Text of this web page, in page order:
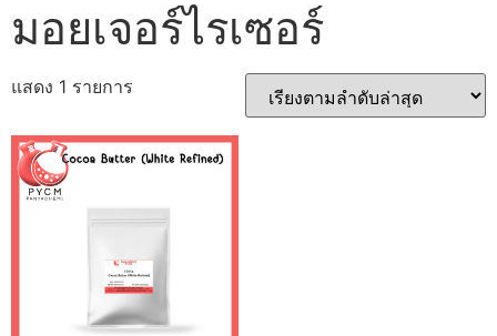
มอยเจอร์ไรเซอร์
แสดง 1 รายการ